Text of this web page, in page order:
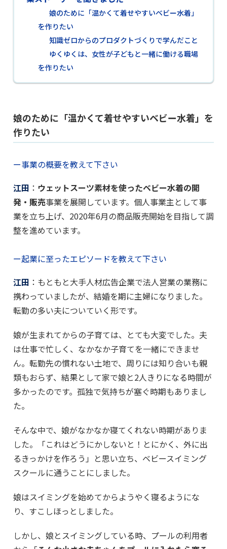
娘のために「温かくて着せやすいベビー水着」
を作りたい
知識ゼロからのプロダクトづくりで学んだこと
ゆくゆくは、女性が子どもと一緒に働ける職場
を作りたい
娘のために「温かくて着せやすいベビー水着」を
作りたい
ー事業の概要を教えて下さい
江田 ： ウェットスーツ素材を使ったベビー水着の開
発・販売事業を展開しています。個人事業主として事
業を立ち上げ、2020年6月の商品販売開始を目指して調
整を進めています。
ー起業に至ったエピソードを教えて下さい
江田 ：もともと大手人材広告企業で法人営業の業務に
携わっていましたが、結婚を期に主婦になりました。
転勤の多い夫についていく形です。
娘が生まれてからの子育ては、とても大変でした。夫
は仕事で忙しく、なかなか子育てを一緒にできませ
ん。転勤先の慣れない土地で、周りには知り合いも親
類もおらず、結果として家で娘と2人きりになる時間が
多かったのです。孤独で気持ちが塞ぐ時期もありまし
た。
そんな中で、娘がなかなか寝てくれない時期がありま
した。「これはどうにかしないと！とにかく、外に出
るきっかけを作ろう」と思い立ち、ベビースイミング
スクールに通うことにしました。
娘はスイミングを始めてからようやく寝るようにな
り、すこしほっとしました。
しかし、娘とスイミングしている時、プールの利用者